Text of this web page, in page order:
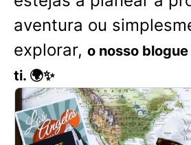
aventura ou
explorar, o nosso
ti. 🌍✨